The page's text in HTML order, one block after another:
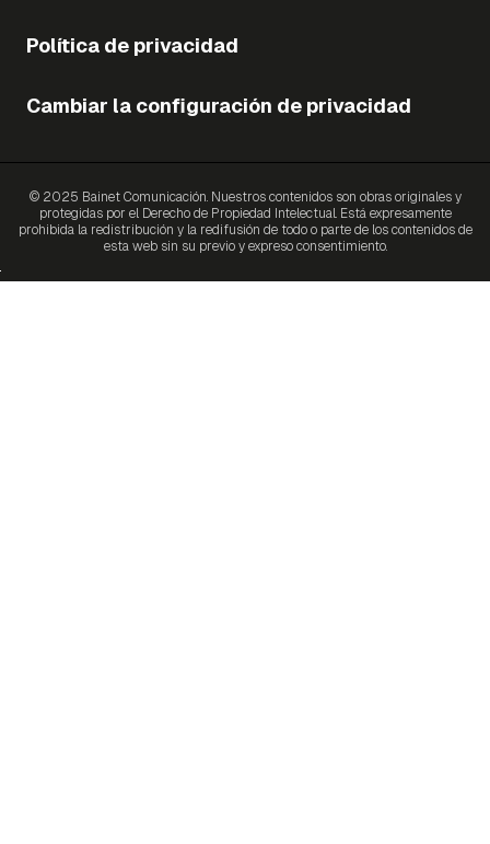
Política de privacidad
Cambiar la configuración de privacidad
© 2025 Bainet Comunicación. Nuestros contenidos son obras originales y
protegidas por el Derecho de Propiedad Intelectual. Está expresamente
prohibida la redistribución y la redifusión de todo o parte de los contenidos de
esta web sin su previo y expreso consentimiento.